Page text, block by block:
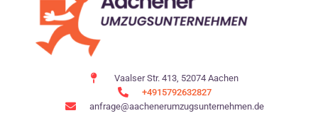
Vaalser Str. 413, 52074 Aachen
+4915792632827
anfrage@aachenerumzugsunternehmen.de